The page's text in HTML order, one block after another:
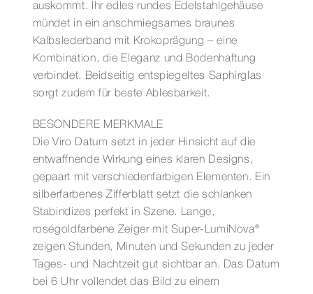
auskommt. Ihr edles rundes Edelstahlgehäuse
mündet in ein anschmiegsames braunes
Kalbslederband mit Krokoprägung – eine
Kombination, die Eleganz und Bodenhaftung
verbindet. Beidseitig entspiegeltes Saphirglas
sorgt zudem für beste Ablesbarkeit.
BESONDERE MERKMALE
Die Viro Datum setzt in jeder Hinsicht auf die
entwaffnende Wirkung eines klaren Designs,
gepaart mit verschiedenfarbigen Elementen. Ein
silberfarbenes Zifferblatt setzt die schlanken
Stabindizes perfekt in Szene. Lange,
roségoldfarbene Zeiger mit Super-LumiNova®
zeigen Stunden, Minuten und Sekunden zu jeder
Tages- und Nachtzeit gut sichtbar an. Das Datum
bei 6 Uhr vollendet das Bild zu einem